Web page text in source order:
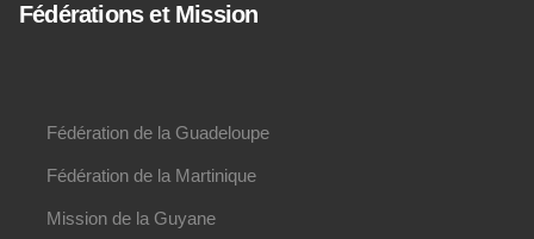
Fédérations et Mission
Fédération de la Guadeloupe
Fédération de la Martinique
Mission de la Guyane